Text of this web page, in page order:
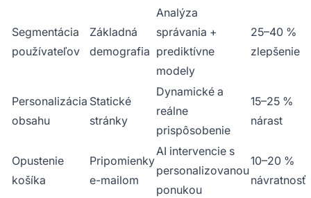
Segmentácia
používateľov
Základná
demografia
Analýza
správania +
prediktívne
modely
25–40 %
zlepšenie
Personalizácia
obsahu
Statické
stránky
Dynamické a
reálne
prispôsobenie
15–25 %
nárast
Opustenie
košíka
Pripomienky
e-mailom
AI intervencie s
personalizovanou
ponukou
10–20 %
návratnosť